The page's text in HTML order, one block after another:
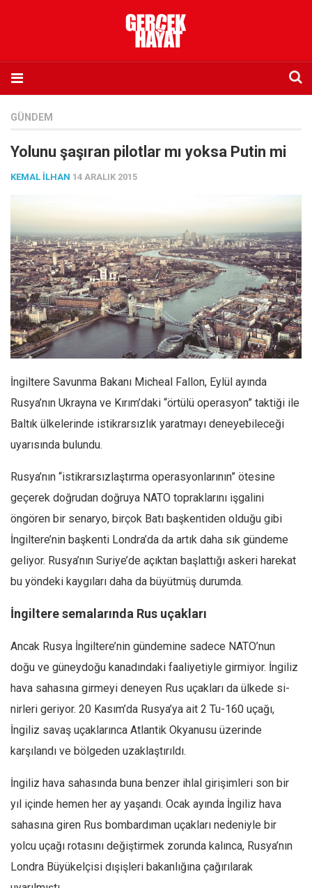
Künye
İletişim
Satış noktası listesi
Eksik sayıların temini
Sosyal Medya
Twitter
Facebook
Instagram
Editörden
Kemal Özer
Ömer Kayani
Yusuf Armağan
Hasanali Yıldırım
Mehmet Ali Tekin
Abir E. Nahas
Amina S. Jenenkovic
Bağdagül Öz
Esra Elönü
Bu Sayı
Tüm Sayılar
Kategoriler
Kültür Sanat
GÜNDEM
Yolunu şaşıran pilotlar mı yoksa Putin mi
KEMAL İLHAN 14 ARALIK 2015
İngiltere Savunma Baka­nı Micheal Fallon, Eylül ayında
Rusya’nın Ukray­na ve Kırım’daki “örtülü operasyon” taktiği ile
Baltık ülkelerinde istikrarsızlık yaratmayı deneyebileceği
uyarısında bulundu.
Rusya’nın “istikrarsız­laştırma operasyonlarının” ötesine
geçerek doğrudan doğruya NATO topraklarını işgalini
öngören bir senar­yo, birçok Batı başkentiden olduğu gibi
İngiltere’nin başkenti Londra’da da artık daha sık gündeme
geliyor. Rusya’nın Suriye’de açıktan başlattığı askeri harekat
bu yöndeki kaygıları daha da büyütmüş durumda.
İngiltere semalarında Rus uçakları
Ancak Rusya İngilte­re’nin gündemine sadece NATO’nun
doğu ve güney­doğu kanadındaki faaliye­tiyle girmiyor. İngiliz
hava sahasına girmeyi deneyen Rus uçakları da ülkede si­
nirleri geriyor. 20 Kasım’da Rusya’ya ait 2 Tu-160 uçağı,
İngiliz savaş uçaklarınca Atlantik Okyanusu üzerin­de
karşılandı ve bölgeden uzaklaştırıldı.
İngiliz hava sahasında buna benzer ihlal girişimle­ri son bir
yıl içinde hemen her ay yaşandı. Ocak ayın­da İngiliz hava
sahasına giren Rus bombardıman uçakları nedeniyle bir
yolcu uçağı rotasını değiş­tirmek zorunda kalınca, Rusya’nın
Londra Büyü­kelçisi dışişleri bakanlığına çağırılarak